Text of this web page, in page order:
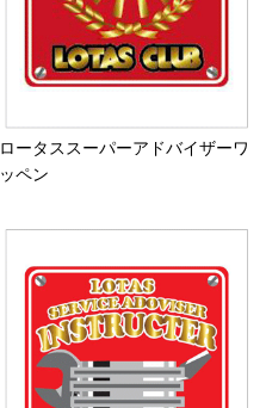
ロータススーパーアドバイザーワ
ッペン